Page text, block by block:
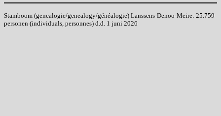
Stamboom (genealogie/genealogy/généalogie) Lanssens-Denoo-Meire: 25.759
personen (individuals, personnes) d.d. 1 juni 2026